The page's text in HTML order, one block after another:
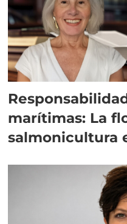
marítimas: La
salmonicultura